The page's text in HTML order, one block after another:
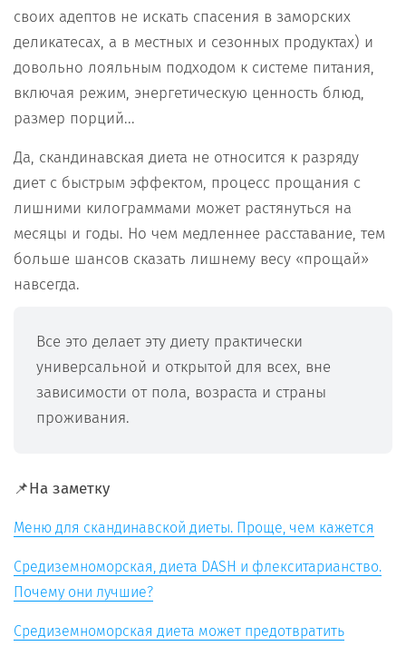
своих адептов не искать спасения в заморских
деликатесах, а в местных и сезонных продуктах) и
довольно лояльным подходом к системе питания,
включая режим, энергетическую ценность блюд,
размер порций...
Да, скандинавская диета не относится к разряду
диет с быстрым эффектом, процесс прощания с
лишними килограммами может растянуться на
месяцы и годы. Но чем медленнее расставание, тем
больше шансов сказать лишнему весу «прощай»
навсегда.
Все это делает эту диету практически
универсальной и открытой для всех, вне
зависимости от пола, возраста и страны
проживания.
📌На заметку
Меню для скандинавской диеты. Проще, чем кажется
Средиземноморская, диета DASH и флекситарианство.
Почему они лучшие?
Средиземноморская диета может предотвратить